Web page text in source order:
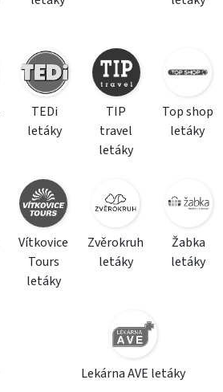
TEDi
letáky
TIP
travel
letáky
Top shop
letáky
Vítkovice
Tours
letáky
Zvěrokruh
letáky
Žabka
letáky
Lekárna AVE letáky